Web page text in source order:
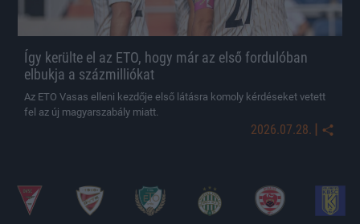
Így kerülte el az ETO, hogy már az első fordulóban
elbukja a százmilliókat
Az ETO Vasas elleni kezdője első látásra komoly kérdéseket vetett
fel az új magyarszabály miatt.
2026.07.28. |